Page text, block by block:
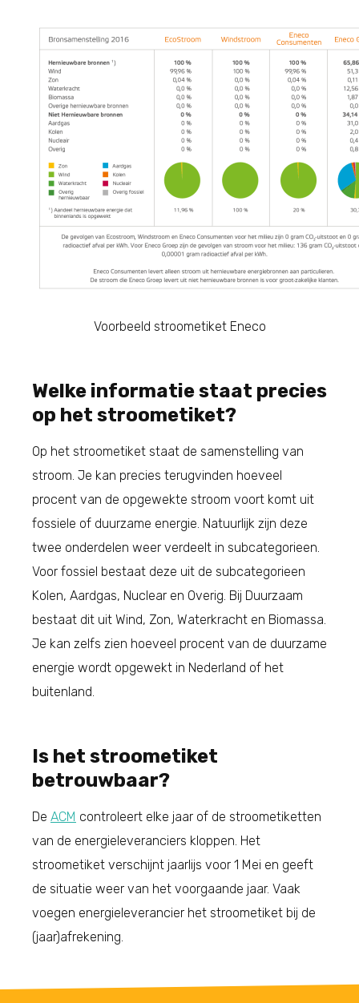
Voorbeeld stroometiket Eneco
Welke informatie staat precies
op het stroometiket?
Op het stroometiket staat de samenstelling van
stroom. Je kan precies terugvinden hoeveel
procent van de opgewekte stroom voort komt uit
fossiele of duurzame energie. Natuurlijk zijn deze
twee onderdelen weer verdeelt in subcategorieen.
Voor fossiel bestaat deze uit de subcategorieen
Kolen, Aardgas, Nuclear en Overig. Bij Duurzaam
bestaat dit uit Wind, Zon, Waterkracht en Biomassa.
Je kan zelfs zien hoeveel procent van de duurzame
energie wordt opgewekt in Nederland of het
buitenland.
Is het stroometiket
betrouwbaar?
De ACM controleert elke jaar of de stroometiketten
van de energieleveranciers kloppen. Het
stroometiket verschijnt jaarlijs voor 1 Mei en geeft
de situatie weer van het voorgaande jaar. Vaak
voegen energieleverancier het stroometiket bij de
(jaar)afrekening.